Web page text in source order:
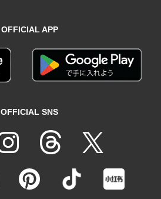
OFFICIAL APP
OFFICIAL SNS